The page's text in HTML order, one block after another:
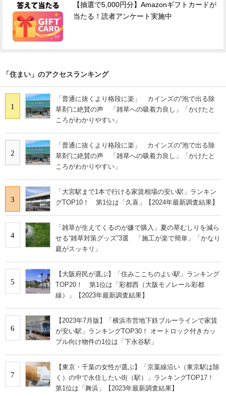
【抽選で5,000円分】Amazonギフトカードが
当たる！読者アンケート実施中
「住まい」のアクセスランキング
1
「普通に抜くより格段に楽」 カインズの“泡で出る除
草剤”に絶賛の声 「雑草への吸着力良し」「かけたと
ころがわかりやすい」
2
「普通に抜くより格段に楽」 カインズの“泡で出る除
草剤”に絶賛の声 「雑草への吸着力良し」「かけたと
ころがわかりやすい」
3
「大宮駅まで1本で行ける家賃相場の安い駅」ランキン
グTOP10！ 第1位は「久喜」【2024年最新調査結果】
4
「雑草が生えてくるのが嫌で購入」夏の草むしりを減ら
せる“雑草対策グッズ”3選 「施工が楽で簡単」「かなり
庭がスッキリ」
5
【大阪府民が選ぶ】「住みここちのよい駅」ランキング
TOP20！ 第1位は「彩都西（大阪モノレール彩都
線）」【2023年最新調査結果】
6
【2023年7月版】「横浜市営地下鉄ブルーラインで家賃
が安い駅」ランキングTOP30！ オートロック付きカッ
プル向け物件の1位は「下永谷駅」
7
【東京・千葉の女性が選ぶ】「京葉線沿い（東京駅は除
く）の中で永住したい街（駅）」ランキングTOP17！
第1位は「舞浜」【2023年最新調査結果】